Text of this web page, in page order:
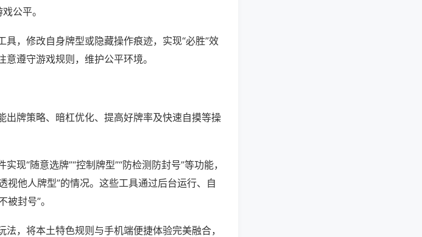
公平。
，修改自身牌型或隐藏操作痕迹，实现“必胜”效
遵守游戏规则，维护公平环境。
牌策略、暗杠优化、提高好牌率及快速自摸等操
现“随意选牌”“控制牌型”“防检测防封号”等功能，
视他人牌型”的情况。这些工具通过后台运行、自
封号”。
，将本土特色规则与手机端便捷体验完美融合，